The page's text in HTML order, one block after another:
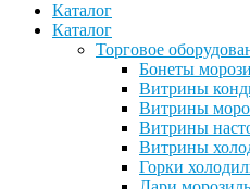
Каталог
Каталог
Торговое
Бонеты
Витрины
Витрины
Витрины
Витрины
Горки